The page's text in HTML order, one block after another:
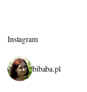
Instagram
bibaba.pl